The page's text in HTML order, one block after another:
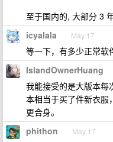
至于国内的, 大部分 3
icyalala May 17
等一下，有多少正常软
IslandOwnerHuang
我能接受的是大版本每
本相当于买了件新衣服
更合身。
phithon May 17